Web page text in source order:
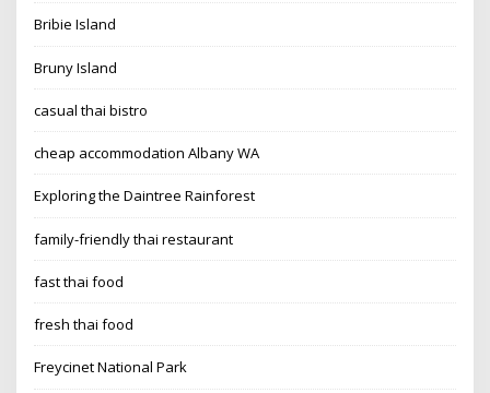
Bribie Island
Bruny Island
casual thai bistro
cheap accommodation Albany WA
Exploring the Daintree Rainforest
family-friendly thai restaurant
fast thai food
fresh thai food
Freycinet National Park